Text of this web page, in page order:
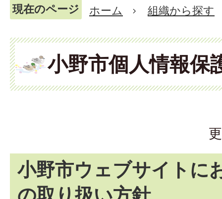
現在のページ ホーム 組織から探す
小野市個人情報保
小野市ウェブサイトに